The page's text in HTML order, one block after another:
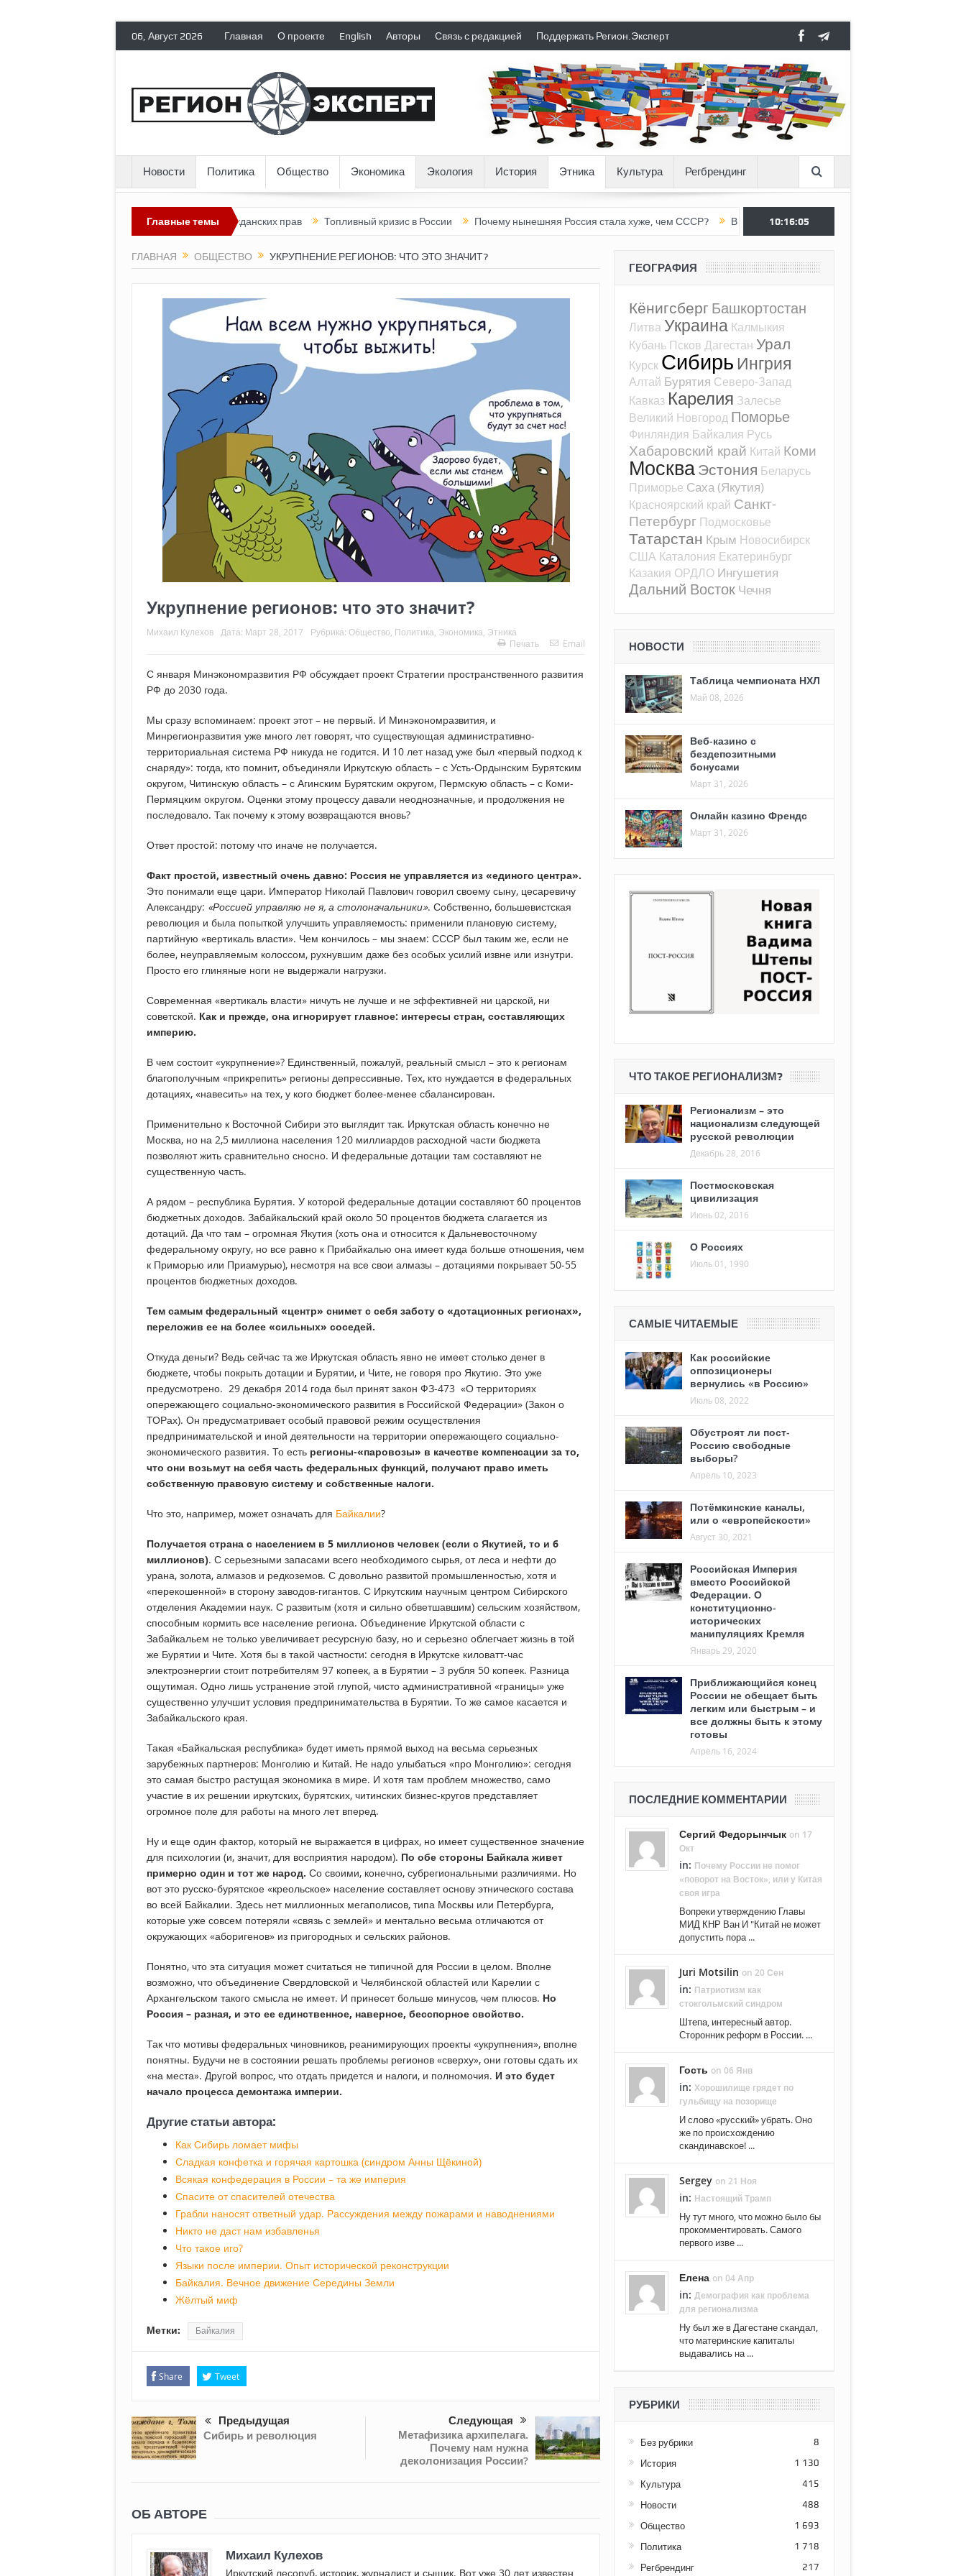
06, Август 2026 Главная О проекте English Авторы Связь с редакцией Поддержать Регион.Эксперт
Новости Политика Общество Экономика Экология История Этника Культура Регбрендинг
Главные темы
лишает политических эмигрантов гражданских прав Топливный кризис в России Почему нынешняя Россия стала хуже, чем СССР? Вертикаль под давлением
10:16:06
ГЛАВНАЯ ОБЩЕСТВО УКРУПНЕНИЕ РЕГИОНОВ: ЧТО ЭТО ЗНАЧИТ?
Укрупнение регионов: что это значит?
Михаил Кулехов Дата: Март 28, 2017 Рубрика: Общество Политика Экономика Этника
Печать
Email
С января Минэкономразвития РФ обсуждает проект Стратегии пространственного развития
РФ до 2030 года.
Мы сразу вспоминаем: проект этот – не первый. И Минэкономразвития, и
Минрегионразвития уже много лет говорят, что существующая административно-
территориальная система РФ никуда не годится. И 10 лет назад уже был «первый подход к
снаряду»: тогда, кто помнит, объединяли Иркутскую область – с Усть-Ордынским Бурятским
округом, Читинскую область – с Агинским Бурятским округом, Пермскую область – с Коми-
Пермяцким округом. Оценки этому процессу давали неоднозначные, и продолжения не
последовало. Так почему к этому возвращаются вновь?
Ответ простой: потому что иначе не получается.
Факт простой, известный очень давно: Россия не управляется из «единого центра».
Это понимали еще цари. Император Николай Павлович говорил своему сыну, цесаревичу
Александру: «Россией управляю не я, а столоначальники». Собственно, большевистская
революция и была попыткой улучшить управляемость: применили плановую систему,
партийную «вертикаль власти». Чем кончилось – мы знаем: СССР был таким же, если не
более, неуправляемым колоссом, рухнувшим даже без особых усилий извне или изнутри.
Просто его глиняные ноги не выдержали нагрузки.
Современная «вертикаль власти» ничуть не лучше и не эффективней ни царской, ни
советской. Как и прежде, она игнорирует главное: интересы стран, составляющих
империю.
В чем состоит «укрупнение»? Единственный, пожалуй, реальный смысл – это к регионам
благополучным «прикрепить» регионы депрессивные. Тех, кто нуждается в федеральных
дотациях, «навесить» на тех, у кого бюджет более-менее сбалансирован.
Применительно к Восточной Сибири это выглядит так. Иркутская область конечно не
Москва, но на 2,5 миллиона населения 120 миллиардов расходной части бюджета
позволяют жить сравнительно сносно. И федеральные дотации там составляют не
существенную часть.
А рядом – республика Бурятия. У которой федеральные дотации составляют 60 процентов
бюджетных доходов. Забайкальский край около 50 процентов бюджета слагается из
дотаций. Да что там – огромная Якутия (хоть она и относится к Дальневосточному
федеральному округу, но все равно к Прибайкалью она имеет куда больше отношения, чем
к Приморью или Приамурью), несмотря на все свои алмазы – дотациями покрывает 50-55
процентов бюджетных доходов.
Тем самым федеральный «центр» снимет с себя заботу о «дотационных регионах»,
переложив ее на более «сильных» соседей.
Откуда деньги? Ведь сейчас та же Иркутская область явно не имеет столько денег в
бюджете, чтобы покрыть дотации и Бурятии, и Чите, не говоря про Якутию. Это уже
предусмотрено. 29 декабря 2014 года был принят закон ФЗ-473 «О территориях
опережающего социально-экономического развития в Российской Федерации» (Закон о
ТОРах). Он предусматривает особый правовой режим осуществления
предпринимательской и иной деятельности на территории опережающего социально-
экономического развития. То есть регионы-«паровозы» в качестве компенсации за то,
что они возьмут на себя часть федеральных функций, получают право иметь
собственную правовую систему и собственные налоги.
Что это, например, может означать для Байкалии?
Получается страна с населением в 5 миллионов человек (если с Якутией, то и 6
миллионов). С серьезными запасами всего необходимого сырья, от леса и нефти до
урана, золота, алмазов и редкоземов. С довольно развитой промышленностью, хотя и
«перекошенной» в сторону заводов-гигантов. С Иркутским научным центром Сибирского
отделения Академии наук. С развитым (хотя и сильно обветшавшим) сельским хозяйством,
способным кормить все население региона. Объединение Иркутской области с
Забайкальем не только увеличивает ресурсную базу, но и серьезно облегчает жизнь в той
же Бурятии и Чите. Хотя бы в такой частности: сегодня в Иркутске киловатт-час
электроэнергии стоит потребителям 97 копеек, а в Бурятии – 3 рубля 50 копеек. Разница
ощутимая. Одно лишь устранение этой глупой, чисто административной «границы» уже
существенно улучшит условия предпринимательства в Бурятии. То же самое касается и
Забайкальского края.
Такая «Байкальская республика» будет иметь прямой выход на весьма серьезных
зарубежных партнеров: Монголию и Китай. Не надо улыбаться «про Монголию»: сегодня
это самая быстро растущая экономика в мире. И хотя там проблем множество, само
участие в их решении иркутских, бурятских, читинских бизнес-кругов представляет
огромное поле для работы на много лет вперед.
Ну и еще один фактор, который не выражается в цифрах, но имеет существенное значение
для психологии (и, значит, для восприятия народом). По обе стороны Байкала живет
примерно один и тот же народ. Со своими, конечно, субрегиональными различиями. Но
вот это русско-бурятское «креольское» население составляет основу этнического состава
во всей Байкалии. Здесь нет миллионных мегаполисов, типа Москвы или Петербурга,
которые уже совсем потеряли «связь с землей» и ментально весьма отличаются от
окружающих «аборигенов» из пригородных и сельских районов.
Понятно, что эта ситуация может считаться не типичной для России в целом. Вполне
возможно, что объединение Свердловской и Челябинской областей или Карелии с
Архангельском такого смысла не имеет. И принесет больше минусов, чем плюсов. Но
Россия – разная, и это ее единственное, наверное, бесспорное свойство.
Так что мотивы федеральных чиновников, реанимирующих проекты «укрупнения», вполне
понятны. Будучи не в состоянии решать проблемы регионов «сверху», они готовы сдать их
«на места». Другой вопрос, что отдать придется и налоги, и полномочия. И это будет
начало процесса демонтажа империи.
Другие статьи автора:
Как Сибирь ломает мифы
Сладкая конфетка и горячая картошка (синдром Анны Щёкиной)
Всякая конфедерация в России – та же империя
Спасите от спасителей отечества
Грабли наносят ответный удар. Рассуждения между пожарами и наводнениями
Никто не даст нам избавленья
Что такое иго?
Языки после империи. Опыт исторической реконструкции
Байкалия. Вечное движение Середины Земли
Жёлтый миф
Метки: Байкалия
Share Tweet
Предыдущая
Сибирь и революция
Следующая
Метафизика архипелага.
Почему нам нужна
деколонизация России?
ОБ АВТОРЕ
Михаил Кулехов
Иркутский лесоруб, историк, журналист и сыщик. Вот уже 30 лет известен
ГЕОГРАФИЯ
Кёнигсберг Башкортостан
Литва Украина Калмыкия
Кубань Псков Дагестан Урал
Курск Сибирь Ингрия
Алтай Бурятия Северо-Запад
Кавказ Карелия Залесье
Великий Новгород Поморье
Финляндия Байкалия Русь
Хабаровский край Китай Коми
МоскваЭстония Беларусь
Приморье Саха (Якутия)
Красноярский край Санкт-
Петербург Подмосковье
Татарстан Крым Новосибирск
США Каталония Екатеринбург
Казакия ОРДЛО Ингушетия
Дальний Восток Чечня
НОВОСТИ
Таблица чемпионата НХЛ
Май 08, 2026
Веб-казино с
бездепозитными
бонусами
Март 31, 2026
Онлайн казино Френдс
Март 31, 2026
ЧТО ТАКОЕ РЕГИОНАЛИЗМ?
Регионализм – это
национализм следующей
русской революции
Декабрь 28, 2016
Постмосковская
цивилизация
Июнь 02, 2016
О Россиях
Июль 01, 1990
САМЫЕ ЧИТАЕМЫЕ
Как российские
оппозиционеры
вернулись «в Россию»
Июль 08, 2022
Обустроят ли пост-
Россию свободные
выборы?
Апрель 10, 2023
Потёмкинские каналы,
или о «европейскости»
Август 30, 2021
Российская Империя
вместо Российской
Федерации. О
конституционно-
исторических
манипуляциях Кремля
Январь 29, 2020
Приближающийся конец
России не обещает быть
легким или быстрым – и
все должны быть к этому
готовы
Апрель 16, 2024
ПОСЛЕДНИЕ КОММЕНТАРИИ
Сергий Федорынчык on 17
Окт
in: Почему России не помог
«поворот на Восток», или у Китая
своя игра
Вопреки утверждению Главы
МИД КНР Ван И "Китай не может
допустить пора ...
Juri Motsilin on 20 Сен
in: Патриотизм как
стокгольмский синдром
Штепа, интересный автор.
Сторонник реформ в России. ...
Гость on 06 Янв
in: Хорошилище грядет по
гульбищу на позорище
И слово «русский» убрать. Оно
же по происхождению
скандинавское! ...
Sergey on 21 Ноя
in: Настоящий Трамп
Ну тут много, что можно было бы
прокомментировать. Самого
первого изве ...
Елена on 04 Апр
in: Демография как проблема
для регионализма
Ну был же в Дагестане скандал,
что материнские капиталы
выдавались на ...
РУБРИКИ
Без рубрики 8
История 1 130
Культура 415
Новости 488
Общество 1 693
Политика 1 718
Регбрендинг 217